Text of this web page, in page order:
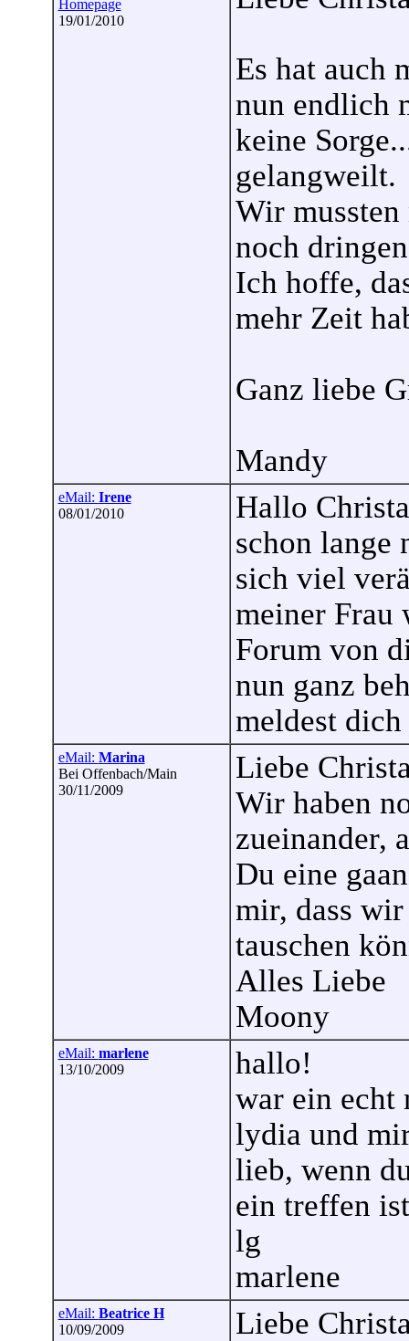
Homepage
19/01/2010
Es hat auch
nun endlich
keine
gelangweilt.
Wir
noch
Ich hoffe,
mehr Zeit
Ganz liebe
Mandy
eMail: Irene
08/01/2010
Hallo Christa
schon lange
sich viel
meiner Frau
Forum von
nun ganz
meldest
eMail: Marina
Bei Offenbach/Main
30/11/2009
Liebe
Wir haben
zueinander,
Du eine
mir, dass
tauschen
Alles Liebe
Moony
eMail: marlene
13/10/2009
hallo!
war ein echt
lydia und
lieb, wenn
ein treffen
lg
marlene
eMail: Beatrice H
10/09/2009
Liebe